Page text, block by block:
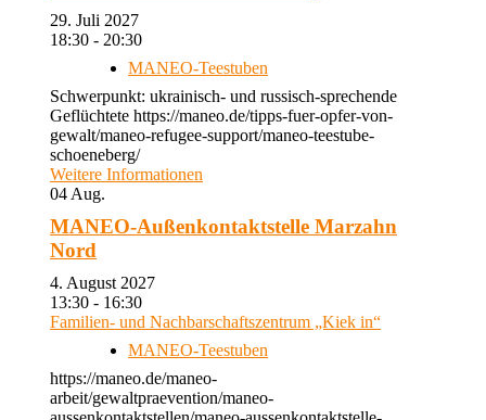
29. Juli 2027
18:30 - 20:30
MANEO-Teestuben
Schwerpunkt: ukrainisch- und russisch-sprechende
Geflüchtete https://maneo.de/tipps-fuer-opfer-von-
gewalt/maneo-refugee-support/maneo-teestube-
schoeneberg/
Weitere Informationen
04 Aug.
MANEO-Außenkontaktstelle Marzahn
Nord
4. August 2027
13:30 - 16:30
Familien- und Nachbarschaftszentrum „Kiek in“
MANEO-Teestuben
https://maneo.de/maneo-
arbeit/gewaltpraevention/maneo-